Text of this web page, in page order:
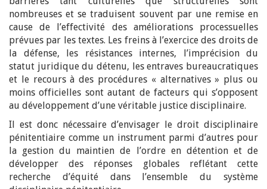
nombreuses et se traduisent souvent par une remise en
cause de l’effectivité des améliorations processuelles
prévues par les textes. Les freins à l’exercice des droits de
la défense, les résistances internes, l’imprécision du
statut juridique du détenu, les entraves bureaucratiques
et le recours à des procédures « alternatives » plus ou
moins officielles sont autant de facteurs qui s’opposent
au développement d’une véritable justice disciplinaire.
Il est donc nécessaire d’envisager le droit disciplinaire
pénitentiaire comme un instrument parmi d’autres pour
la gestion du maintien de l’ordre en détention et de
développer des réponses globales reflétant cette
recherche d’équité dans l’ensemble du système